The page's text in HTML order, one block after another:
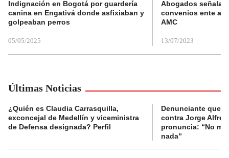
Indignación en Bogotá por guardería
canina en Engativá donde asfixiaban y
golpeaban perros
05/05/2025
Abogados
convenios ente
AMC
13/07/2023
Últimas Noticias
¿Quién es Claudia Carrasquilla,
exconcejal de Medellín y viceministra
de Defensa designada? Perfil
Denunciante que
contra Jorge
pronuncia: “No
nada”